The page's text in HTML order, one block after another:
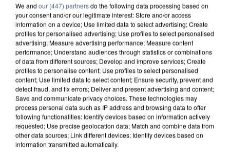
INCENDIES : L’ÎLE-DE-FRANCE LANCE UN ÉLAN
DE SOLIDARITÉ AVEC LES...
We and our (447) partnersdo the following data processing based on
your consent and/or our legitimate interest: Store and/or access
information on a device; Use limited data to select advertising; Create
profiles for personalised advertising; Use profiles to select personalised
advertising; Measure advertising performance; Measure content
performance; Understand audiences through statistics or combinations
of data from different sources; Develop and improve services; Create
profiles to personalise content; Use profiles to select personalised
content; Use limited data to select content; Ensure security, prevent and
detect fraud, and fix errors; Deliver and present advertising and content;
Save and communicate privacy choices. These technologies may
process personal data such as IP address and browsing data to offer
following functionalities: Identify devices based on information actively
requested; Use precise geolocation data; Match and combine data from
other data sources; Link different devices; Identify devices based on
information transmitted automatically.